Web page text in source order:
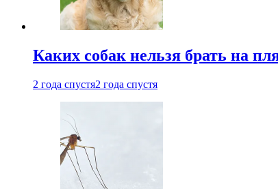
Каких собак нельзя брать на
2 года спустя2 года спустя